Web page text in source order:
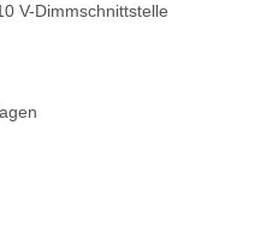
V-Dimmschnittstelle